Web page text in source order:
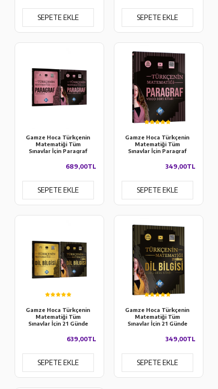
SEPETE EKLE SEPETE EKLE
Gamze Hoca Türkçenin
Matematiği Tüm
Sınavlar İçin Paragraf
Soru Bankası Seti
689,00TL
SEPETE EKLE
Gamze Hoca Türkçenin
Matematiği Tüm
Sınavlar İçin Paragraf
349,00TL
SEPETE EKLE
Gamze Hoca Türkçenin
Matematiği Tüm
Sınavlar İçin 21 Günde
Kitabı & Soru Bankası
639,00TL
SEPETE EKLE
Gamze Hoca Türkçenin
Matematiği Tüm
Sınavlar İçin 21 Günde
349,00TL
SEPETE EKLE